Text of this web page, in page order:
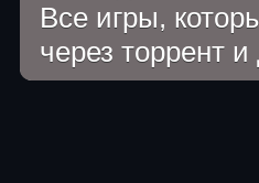
Все игры,
через торрент